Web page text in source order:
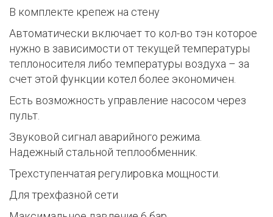
В комплекте крепеж на стену
Автоматически включает то кол-во тэн которое
нужно в зависимости от текущей температуры
теплоносителя либо температуры воздуха – за
счет этой функции котел более экономичен.
Есть возможность управление насосом через
пульт.
Звуковой сигнал аварийного режима.
Надежный стальной теплообменник.
Трехступенчатая регулировка мощности.
Для трехфазной сети